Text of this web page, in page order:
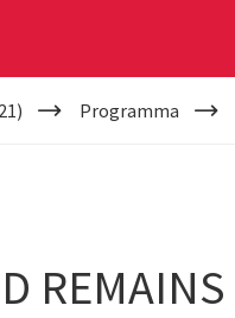
Programma
REMAINS